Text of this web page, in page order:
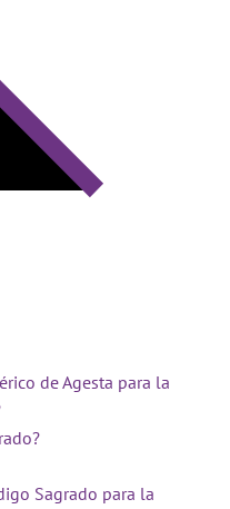
de Agesta para la
Sagrado para la